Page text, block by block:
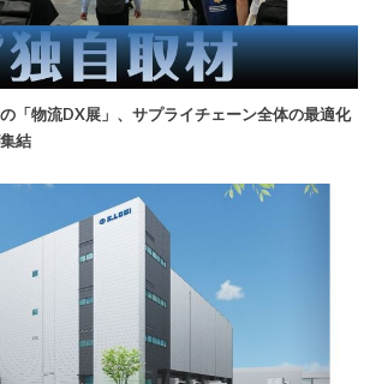
の「物流DX展」、サプライチェーン全体の最適化
結